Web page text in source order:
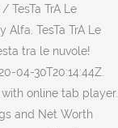
TesTa TrA Le
Alfa. TesTa TrA Le
tra le nuvole!
04-30T20:14:44Z.
online tab player.
and Net Worth